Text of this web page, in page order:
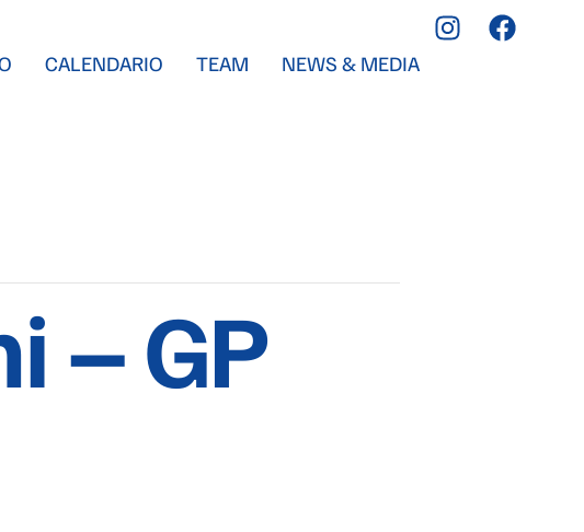
CALENDARIO TEAM NEWS & MEDIA
– GP